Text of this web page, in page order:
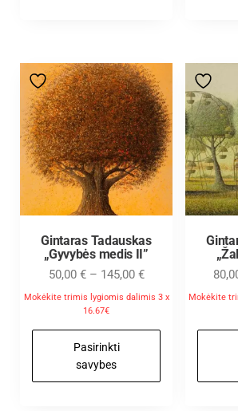
Gintaras Tadauskas
„Gyvybės medis II”
50,00 € – 145,00 €
Mokėkite trimis lygiomis dalimis 3 x
16.67€
Pasirinkti
savybes
Mokėkite